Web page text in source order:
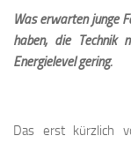
Was erwarten junge
haben, die Technik
Energielevel gering.
Das erst kürzlich